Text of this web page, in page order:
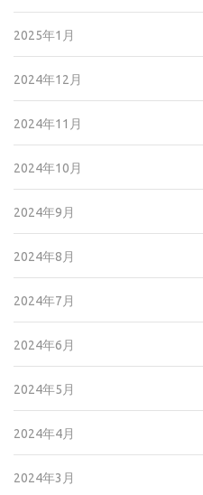
2025年1月
2024年12月
2024年11月
2024年10月
2024年9月
2024年8月
2024年7月
2024年6月
2024年5月
2024年4月
2024年3月